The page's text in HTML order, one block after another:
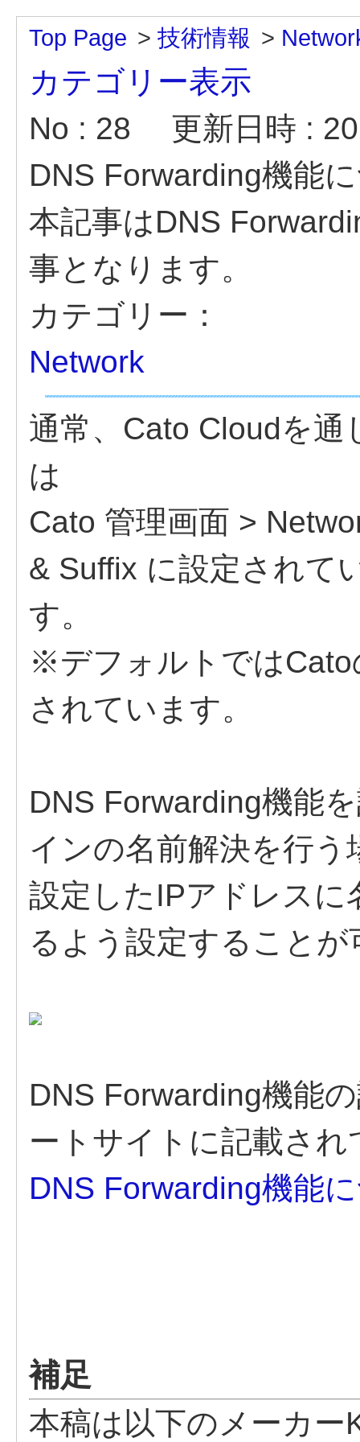
Top Page > 技術情報 >
カテゴリー表示
No : 28
更新日時 :
DNS Forwarding機能
本記事はDNS
事となります。
カテゴリー：
Network
通常、Cato Cloudを通
は
Cato 管理画面 >
& Suffix に設定されて
す。
※デフォルトではCato
されています。
DNS Forwarding機能
インの名前解決を行う
設定したIPアドレスに
るよう設定すること
DNS Forwarding機能
ートサイトに記載さ
DNS Forwarding機能
補足
本稿は以下のメーカ